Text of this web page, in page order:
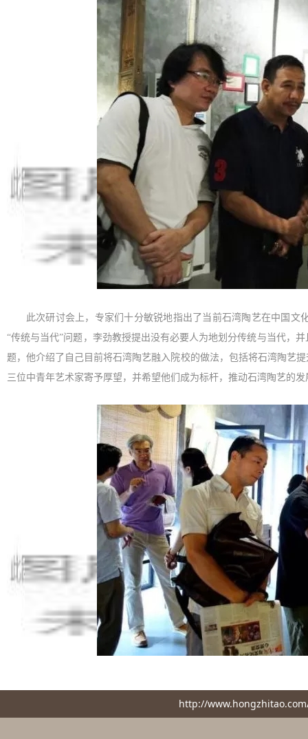
此次研讨会上，专家们十分敏锐地指出了当前石湾陶艺在中国
“传统与当代”问题，李劲教授提出没有必要人为地划分传统与当代，
题，他介绍了自己目前将石湾陶艺融入院校的做法，包括将石湾陶艺
三位中青年艺术家寄予厚望，并希望他们成为标杆，推动石湾陶艺的
http://